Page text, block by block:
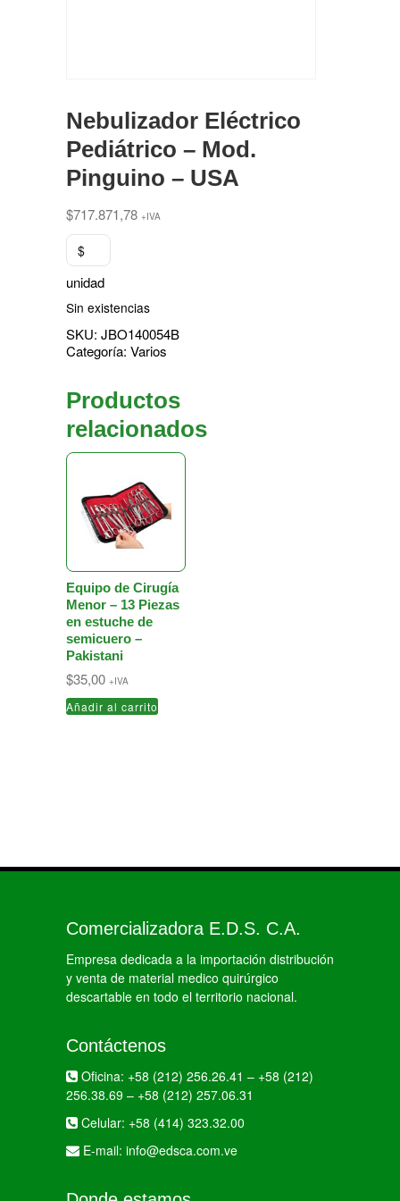
Nebulizador Eléctrico
Pediátrico – Mod.
Pinguino – USA
$717.871,78 +IVA
$
unidad
Sin existencias
SKU: JBO140054B
Categoría: Varios
Productos
relacionados
Equipo de Cirugía
Menor – 13 Piezas
en estuche de
semicuero –
Pakistani
$35,00 +IVA
Añadir al carrito
Comercializadora E.D.S. C.A.
Empresa dedicada a la importación distribución
y venta de material medico quirúrgico
descartable en todo el territorio nacional.
Contáctenos
Oficina: +58 (212) 256.26.41 – +58 (212)
256.38.69 – +58 (212) 257.06.31
Celular: +58 (414) 323.32.00
E-mail: info@edsca.com.ve